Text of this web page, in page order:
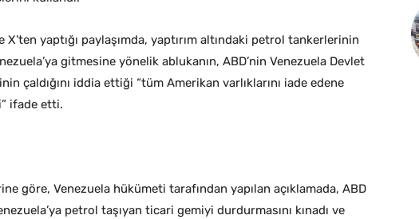
yaptığı paylaşımda, yaptırım altındaki petrol tankerlerinin
gitmesine yönelik ablukanın, ABD’nin Venezuela Devlet
çaldığını iddia ettiği “tüm Amerikan varlıklarını iade edene
ifade etti.
göre, Venezuela hükümeti tarafından yapılan açıklamada, ABD
petrol taşıyan ticari gemiyi durdurmasını kınadı ve